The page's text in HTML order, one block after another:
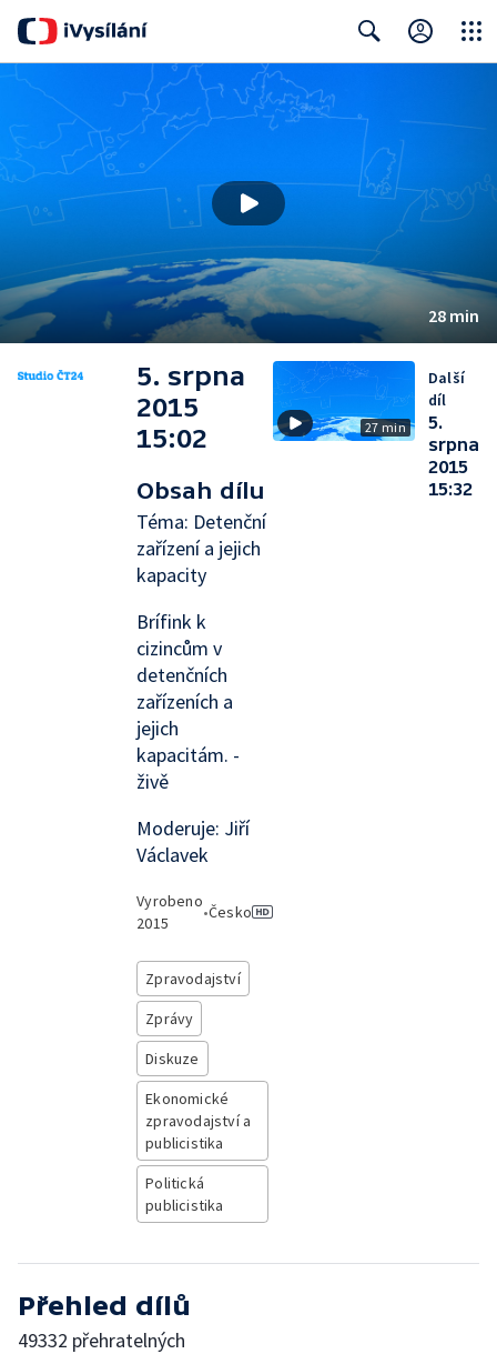
28 min
5. srpna
2015
15:02
Obsah dílu
Téma: Detenční
zařízení a jejich
kapacity
Brífink k
cizincům v
detenčních
zařízeních a
jejich
kapacitám. -
živě
Moderuje: Jiří
Václavek
Vyrobeno
2015
•Česko
Zpravodajství
Zprávy
Diskuze
Ekonomické
zpravodajství a
publicistika
Politická
publicistika
27 min
Další
díl
5.
srpna
2015
15:32
Přehled dílů
49332 přehratelných